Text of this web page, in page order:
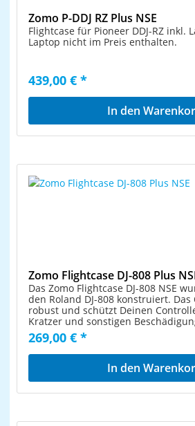
Zomo P-DDJ RZ Plus NSE
Flightcase für Pioneer DDJ-RZ inkl.
Laptop nicht im Preis enthalten.
439,00 € *
In den
Zomo Flightcase DJ-808 Plus
Das Zomo Flightcase DJ-808 NSE
den Roland DJ-808 konstruiert.
robust und schützt Deinen
Kratzer und sonstigen Beschädigungen.
Cases sind absolut road- und
Zomo Flightcases der NSE Serie ist
moderne Equipmentcase aus
und widerstandfähigen 9 mm
verspricht nicht nur echte
und dadurch extrem kratz- und
269,00 € *
In den